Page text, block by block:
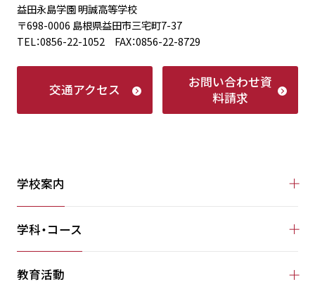
益田永島学園 明誠高等学校
〒698-0006 島根県益田市三宅町7-37
TEL：0856-22-1052 FAX：0856-22-8729
交通アクセス お問い合わせ資
料請求
学校案内
学科・コース
教育活動